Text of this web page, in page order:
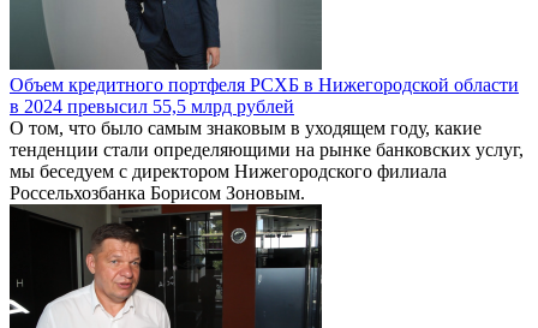
ГАЗ внедрил сквозную ИТ-систему и сократил затраты на 110
млн рублей в год
Горьковский автозавод внедрил комплексную ИТ-систему
управления жизненным циклом продукции, которая
позволила повысить загрузку оборудования на 15% и
сократить ежегодные издержки на 110 млн рублей.
Бизнес интервью
Подробнее